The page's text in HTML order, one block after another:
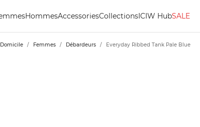
HommesAccessoriesCollectionsICIW HubSALE
Domicile / Femmes / Débardeurs / Everyday Ribbed Tank Pale Blue